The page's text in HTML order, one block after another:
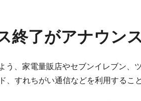
終了がアナウン
、家電量販店やセブンイレブン
すれちがい通信などを利用するこ